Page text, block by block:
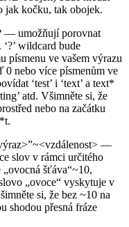
jak kočku, tak obojek.
— umožňují porovnat
wildcard bude
písmenu ve vašem výrazu
0 nebo více písmenům ve
‘test’ i ‘text’ a text*
atd. Všimněte si, že
nebo na začátku
—
slov v rámci určitého
šťáva“~10,
„ovoce“ vyskytuje v
si, že bez ~10 na
shodou přesná fráze